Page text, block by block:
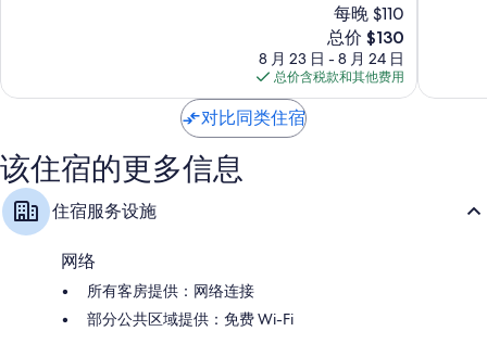
场
酒
店
Newark
3,208
评
每晚 $110
新
价
格
$130
总价 $130
8 月 23 日 - 8 月 24 日
总价含税款和其他费用
Newark
以，
对比同类住宿
该住宿的更多信息
住宿服务设施
网络
所有客房提供：网络连接
部分公共区域提供：免费 Wi-Fi